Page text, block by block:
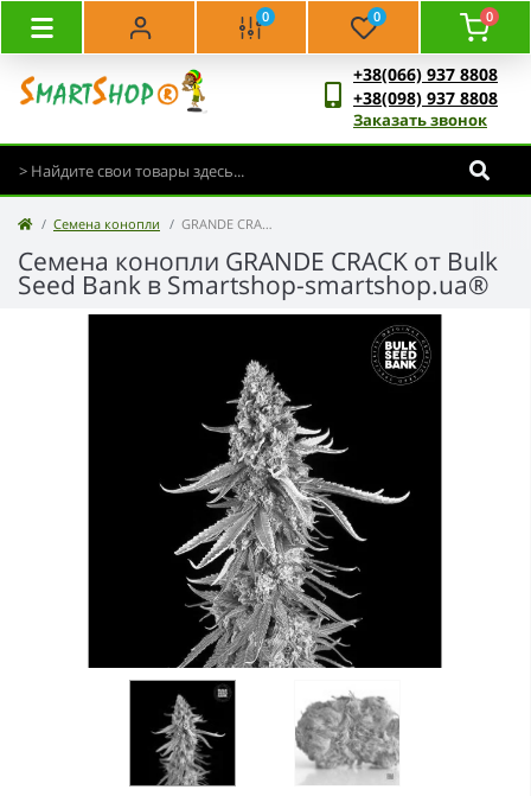
0 0 0
+38(066) 937 8808
+38(098) 937 8808
Заказать звонок
Семена конопли GRANDE CRACK - Bulk Seed Bank
Семена конопли GRANDE CRACK от Bulk
Seed Bank в Smartshop-smartshop.ua®